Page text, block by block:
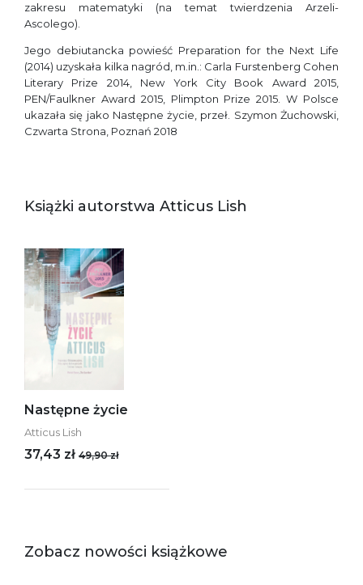
zakresu matematyki (na temat twierdzenia Arzeli-
Ascolego).
Jego debiutancka powieść Preparation for the Next Life
(2014) uzyskała kilka nagród, m.in.: Carla Furstenberg Cohen
Literary Prize 2014, New York City Book Award 2015,
PEN/Faulkner Award 2015, Plimpton Prize 2015. W Polsce
ukazała się jako Następne życie, przeł. Szymon Żuchowski,
Czwarta Strona, Poznań 2018
Książki autorstwa Atticus Lish
Następne życie
Atticus Lish
37,43 zł 49,90 zł
Zobacz nowości książkowe